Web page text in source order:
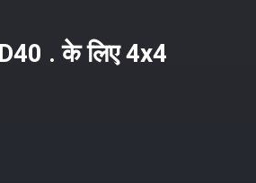
. के लिए 4x4